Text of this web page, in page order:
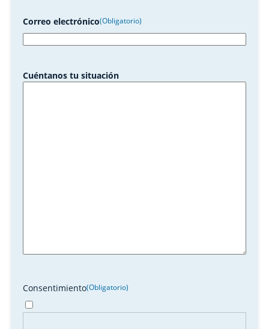
Correo electrónico(Obligatorio)
Cuéntanos tu situación
Consentimiento(Obligatorio)